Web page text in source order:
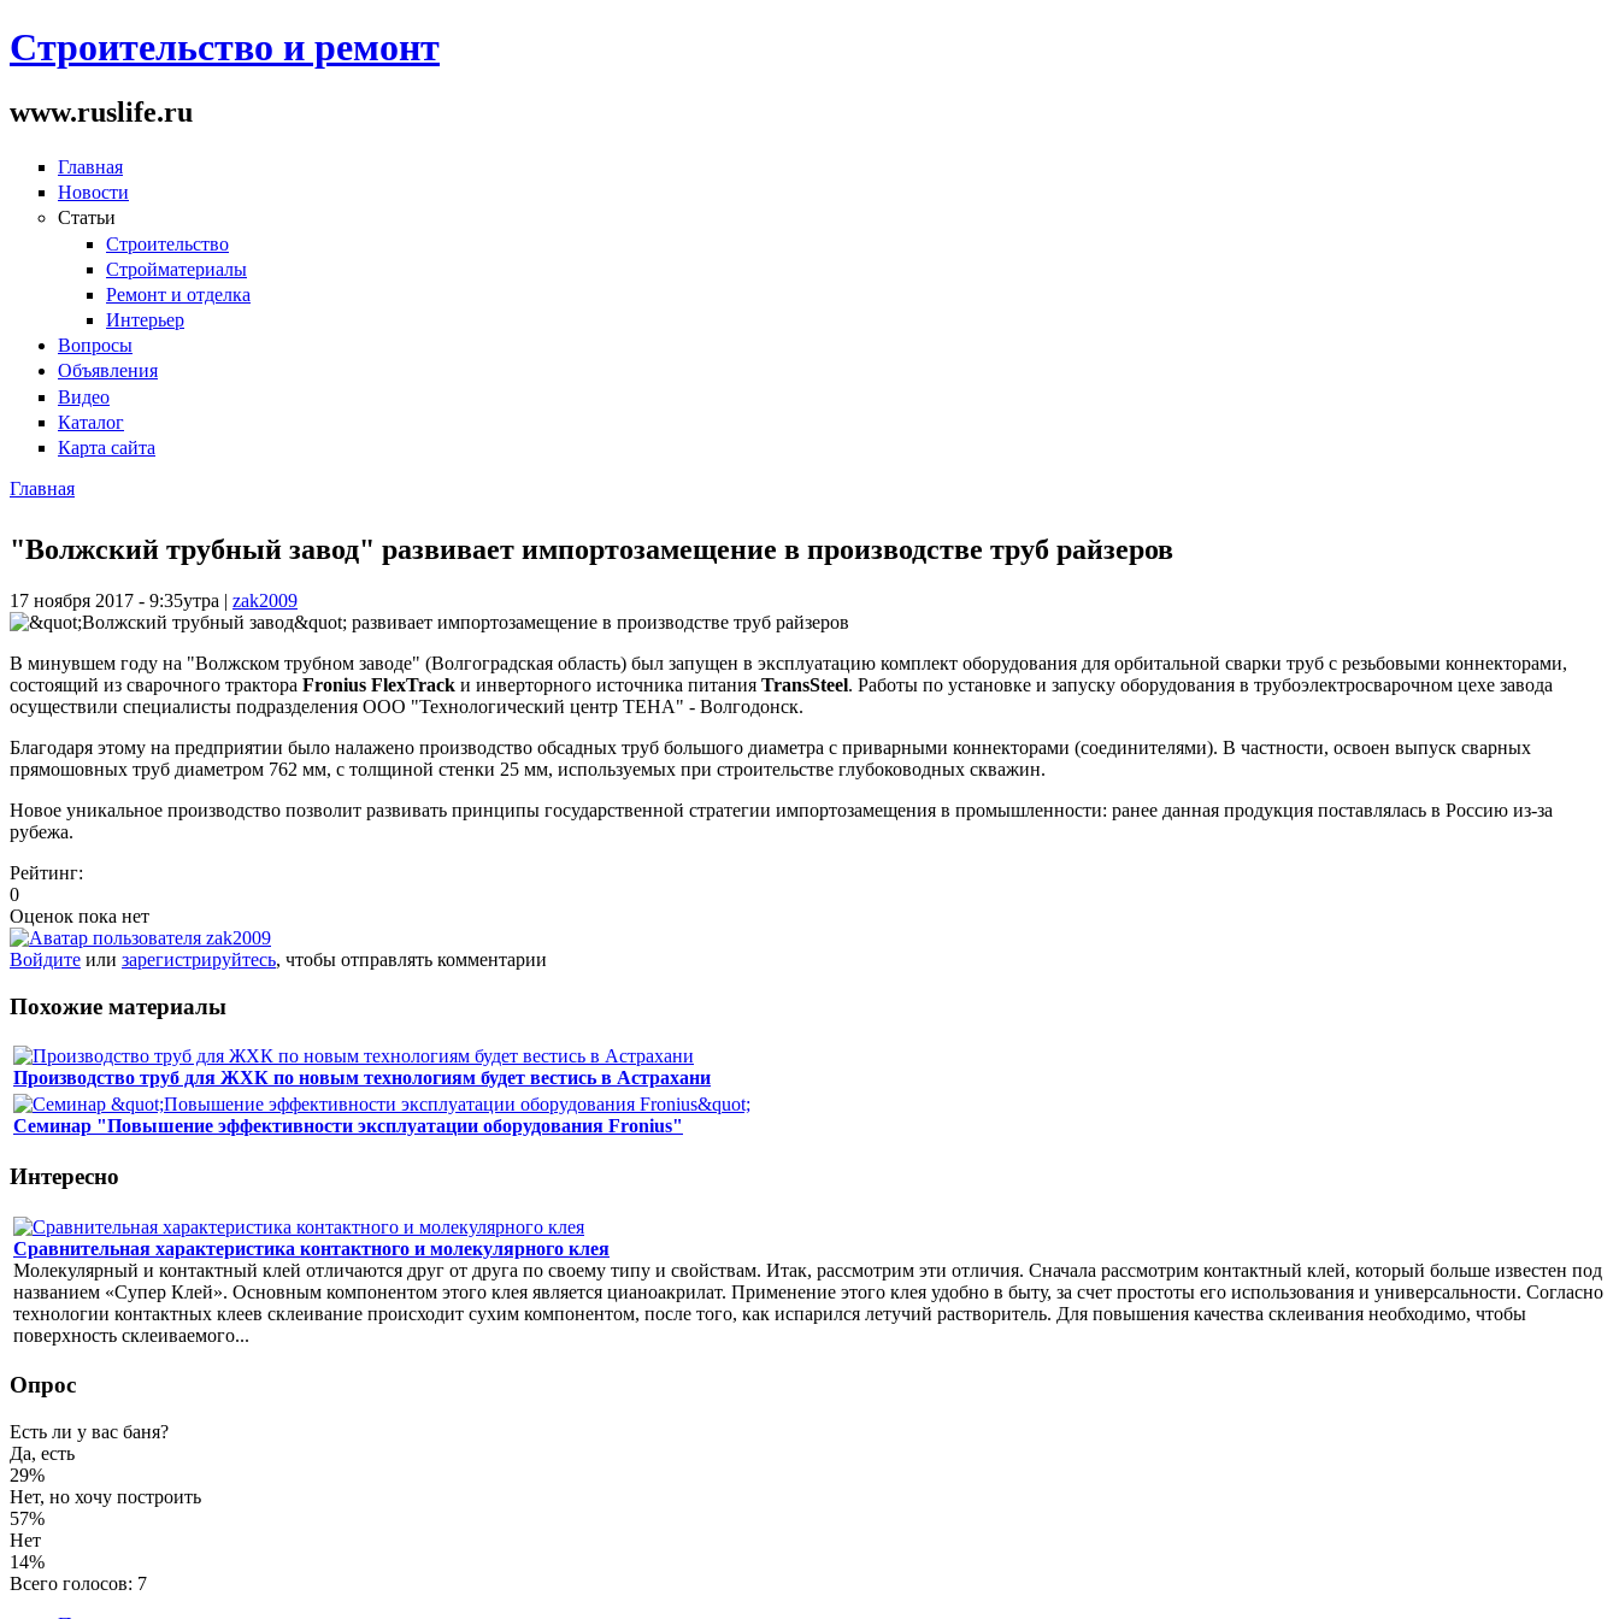
Строительство и ремонт
www.ruslife.ru
Главная
Новости
Статьи
Строительство
Стройматериалы
Ремонт и отделка
Интерьер
Вопросы
Объявления
Видео
Каталог
Карта сайта
Главная
"Волжский трубный завод" развивает импортозамещение в производстве труб райзеров
17 ноября 2017 - 9:35утра | zak2009
В минувшем году на "Волжском трубном заводе" (Волгоградская область) был запущен в эксплуатацию комплект оборудования для орбитальной сварки труб с резьбовыми коннекторами,
состоящий из сварочного трактора Fronius FlexTrack и инверторного источника питания TransSteel. Работы по установке и запуску оборудования в трубоэлектросварочном цехе завода
осуществили специалисты подразделения ООО "Технологический центр ТЕНА" - Волгодонск.
Благодаря этому на предприятии было налажено производство обсадных труб большого диаметра с приварными коннекторами (соединителями). В частности, освоен выпуск сварных
прямошовных труб диаметром 762 мм, с толщиной стенки 25 мм, используемых при строительстве глубоководных скважин.
Новое уникальное производство позволит развивать принципы государственной стратегии импортозамещения в промышленности: ранее данная продукция поставлялась в Россию из-за
рубежа.
Рейтинг:
0
Оценок пока нет
Войдите или зарегистрируйтесь, чтобы отправлять комментарии
Похожие материалы
Производство труб для ЖХК по новым технологиям будет вестись в Астрахани
Семинар "Повышение эффективности эксплуатации оборудования Fronius"
Интересно
Сравнительная характеристика контактного и молекулярного клея
Молекулярный и контактный клей отличаются друг от друга по своему типу и свойствам. Итак, рассмотрим эти отличия. Сначала рассмотрим контактный клей, который больше известен под
названием «Супер Клей». Основным компонентом этого клея является цианоакрилат. Применение этого клея удобно в быту, за счет простоты его использования и универсальности. Согласно
технологии контактных клеев склеивание происходит сухим компонентом, после того, как испарился летучий растворитель. Для повышения качества склеивания необходимо, чтобы
поверхность склеиваемого...
Опрос
Есть ли у вас баня?
Да, есть
29%
Нет, но хочу построить
57%
Нет
14%
Всего голосов: 7